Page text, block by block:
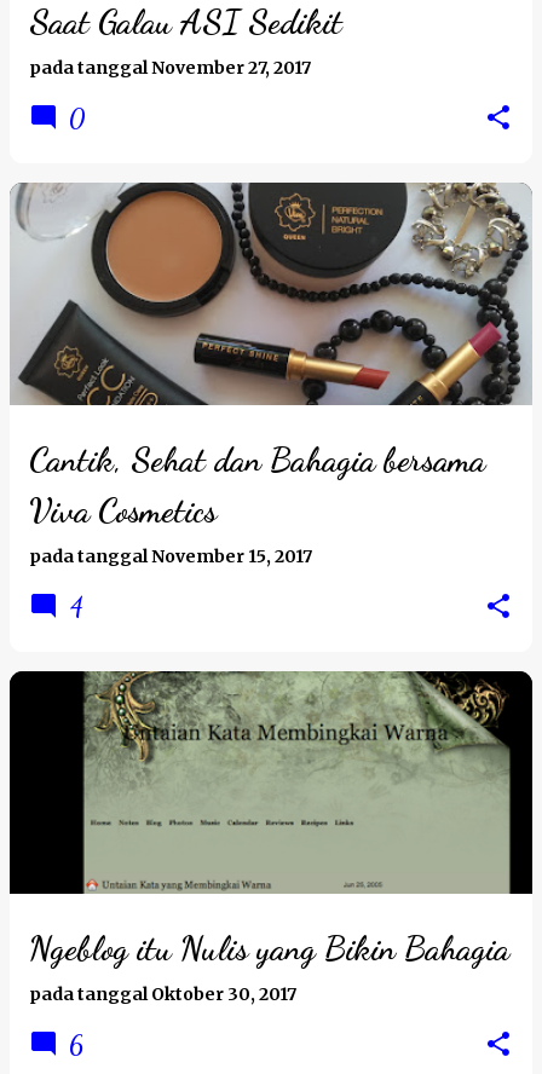
Saat Galau ASI Sedikit
pada tanggalNovember 27, 2017
0
Cantik, Sehat dan Bahagia bersama
Viva Cosmetics
pada tanggalNovember 15, 2017
4
Ngeblog itu Nulis yang Bikin Bahagia
pada tanggalOktober 30, 2017
6